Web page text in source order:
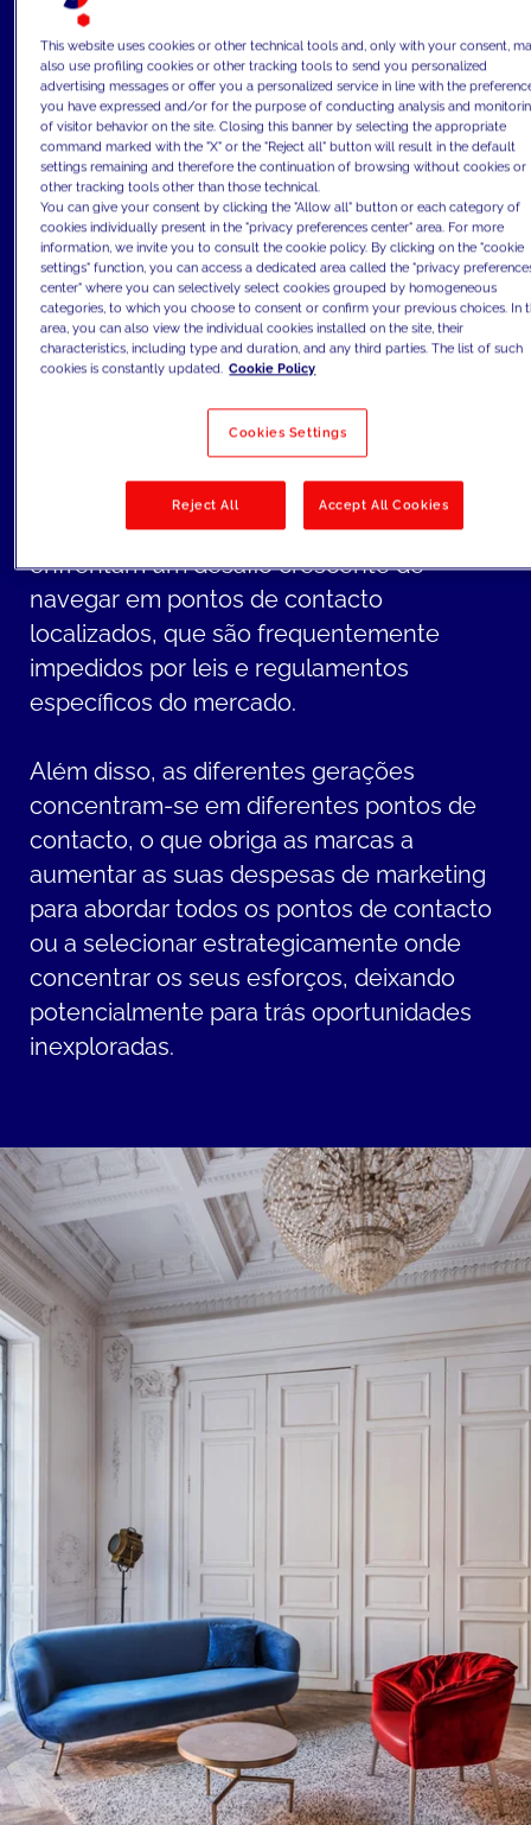
tem vindo a registar nas últimas duas
décadas.
Neste cenário competitivo, as marcas de
moda e luxo estão a dar prioridade ao
crescimento orgânico como nunca antes,
adotando uma abordagem ágil que
capitaliza o poder dos dados e da análise
para satisfazer as necessidades em
constante mudança dos clientes e
maximizar a sua fidelidade.
À medida que novos pontos de contacto
continuam a surgir no funil de marketing e
a comunicação se torna cada vez mais
personalizada, as marcas de moda e luxo
enfrentam um desafio crescente de
navegar em pontos de contacto
localizados, que são frequentemente
impedidos por leis e regulamentos
específicos do mercado.
Além disso, as diferentes gerações
concentram-se em diferentes pontos de
contacto, o que obriga as marcas a
aumentar as suas despesas de marketing
para abordar todos os pontos de contacto
ou a selecionar estrategicamente onde
concentrar os seus esforços, deixando
potencialmente para trás oportunidades
inexploradas.
This website uses cookies or other technical tools and, only with your consent,
also use profiling cookies or other tracking tools to send you personalized
advertising messages or offer you a personalized service in line with the
you have expressed and/or for the purpose of conducting analysis and
of visitor behavior on the site. Closing this banner by selecting the appropriate
command marked with the "X" or the "Reject all" button will result in the default
settings remaining and therefore the continuation of browsing without cookies or
other tracking tools other than those technical.
You can give your consent by clicking the "Allow all" button or each category of
cookies individually present in the "privacy preferences center" area. For more
information, we invite you to consult the cookie policy. By clicking on the "cookie
settings" function, you can access a dedicated area called the "privacy
center" where you can selectively select cookies grouped by homogeneous
categories, to which you choose to consent or confirm your previous choices. In
area, you can also view the individual cookies installed on the site, their
characteristics, including type and duration, and any third parties. The list of such
cookies is constantly updated. Cookie Policy
Cookies Settings
Reject All Accept All Cookies